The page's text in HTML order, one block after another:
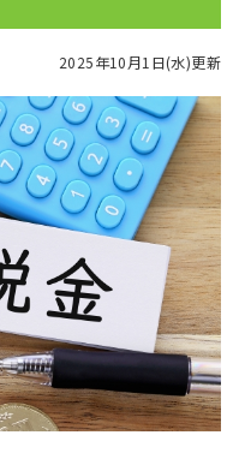
2025年10月1日(水)更新